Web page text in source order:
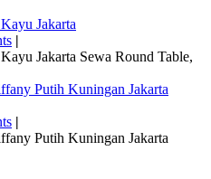
Jakarta
|
Jakarta Sewa Round Table,
Putih Kuningan Jakarta
|
Putih Kuningan Jakarta